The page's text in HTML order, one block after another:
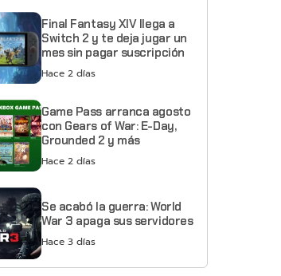
Final Fantasy XIV llega a
Switch 2 y te deja jugar un
mes sin pagar suscripción
Hace 2 días
Game Pass arranca agosto
con Gears of War: E-Day,
Grounded 2 y más
Hace 2 días
Se acabó la guerra: World
War 3 apaga sus servidores
Hace 3 días